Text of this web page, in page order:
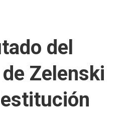
del
Zelenski